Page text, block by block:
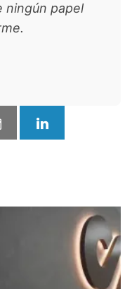
ningún papel